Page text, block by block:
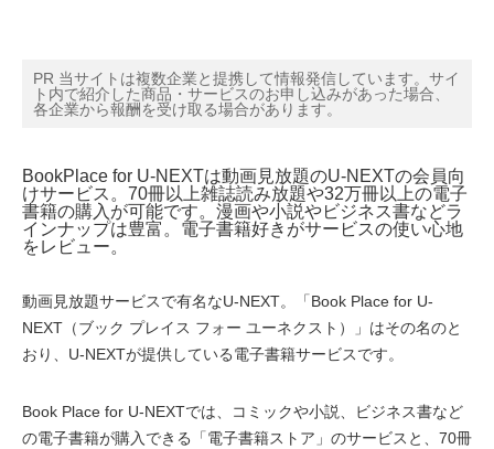
PR 当サイトは複数企業と提携して情報発信しています。サイ
ト内で紹介した商品・サービスのお申し込みがあった場合、
各企業から報酬を受け取る場合があります。
BookPlace for U-NEXTは動画見放題のU-NEXTの会員向
けサービス。70冊以上雑誌読み放題や32万冊以上の電子
書籍の購入が可能です。漫画や小説やビジネス書などラ
インナップは豊富。電子書籍好きがサービスの使い心地
をレビュー。
動画見放題サービスで有名なU-NEXT。「Book Place for U-
NEXT（ブック プレイス フォー ユーネクスト）」はその名のと
おり、U-NEXTが提供している電子書籍サービスです。
Book Place for U-NEXTでは、コミックや小説、ビジネス書など
の電子書籍が購入できる「電子書籍ストア」のサービスと、70冊